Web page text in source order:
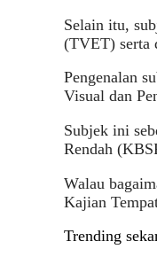
Selain itu,
(TVET) serta
Pengenalan
Visual dan
Subjek ini
Rendah
Walau
Kajian
Trending